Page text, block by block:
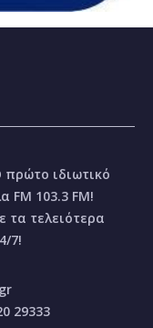
ιδιωτικό
FM 103.3 FM!
τα τελειότερα
7!
29333